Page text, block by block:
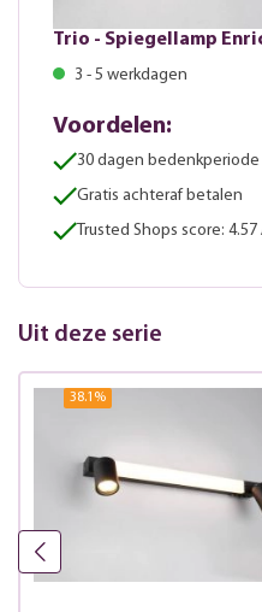
Trio - Spiegellamp
3 - 5 werkdagen
Voordelen:
30 dagen bedenkperiode
Gratis achteraf betalen
Trusted Shops score: 4.57
Uit deze serie
38.1 %